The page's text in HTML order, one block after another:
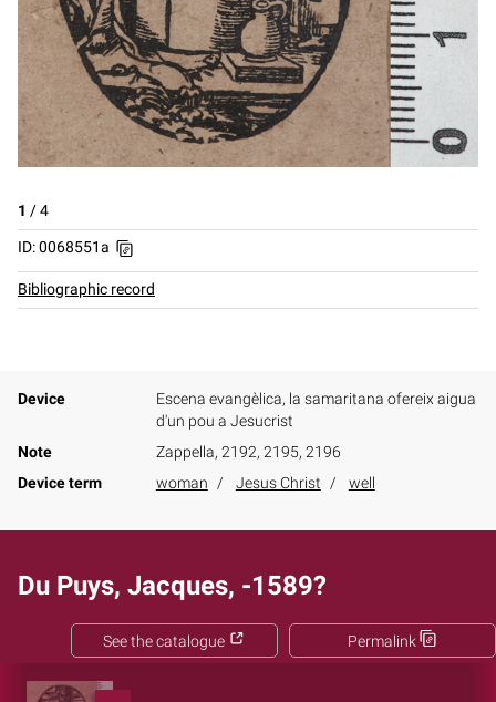
1 /4
ID: 0068551a
Bibliographic record
Device
Escena evangèlica, la samaritana ofereix aigua
d'un pou a Jesucrist
Note
Zappella, 2192, 2195, 2196
Device term
woman Jesus Christ well
Du Puys, Jacques, -1589?
Permalink
See the catalogue